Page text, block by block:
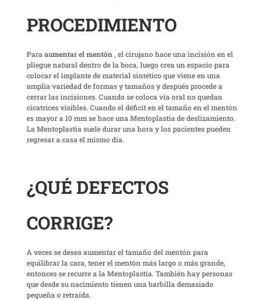
PROCEDIMIENTO
Para aumentar el mentón , el cirujano hace una incisión en el
pliegue natural dentro de la boca, luego crea un espacio para
colocar el implante de material sintético que viene en una
amplia variedad de formas y tamaños y después procede a
cerrar las incisiones. Cuando se coloca vía oral no quedan
cicatrices visibles. Cuando el déficit en el tamaño en el mentón
es mayor a 10 mm se hace una Mentoplastia de deslizamiento.
La Mentoplastia suele durar una hora y los pacientes pueden
regresar a casa el mismo día.
¿QUÉ DEFECTOS
CORRIGE?
A veces se desea aumentar el tamaño del mentón para
equilibrar la cara, tener el mentón más largo o más grande,
entonces se recurre a la Mentoplastía. También hay personas
que desde su nacimiento tienen una barbilla demasiado
pequeña o retraída.